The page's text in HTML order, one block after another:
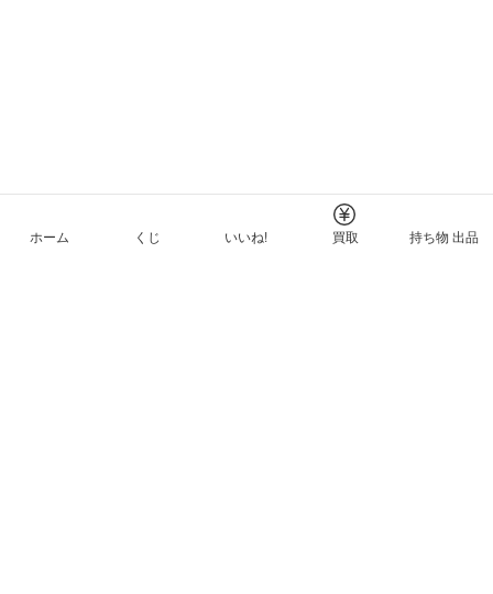
ホーム くじ いいね! 買取 持ち物 出品